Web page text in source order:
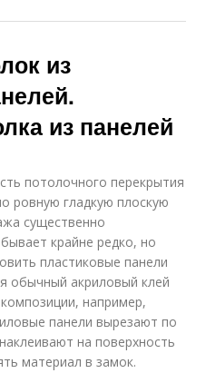
из
из панелей
потолочного перекрытия
ровную гладкую плоскую
существенно
крайне редко, но
пластиковые панели
обычный акриловый клей
например,
панели вырезают по
на поверхность
материал в замок.